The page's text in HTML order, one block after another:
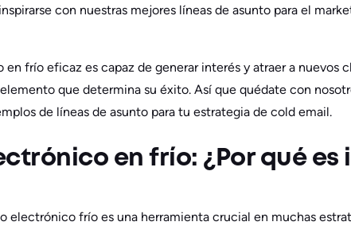
con nuestras mejores líneas de asunto para el
en frío eficaz es capaz de generar interés y atraer a nuevos
que determina su éxito. Así que quédate con
de líneas de asunto para tu estrategia de cold email.
en frío: ¿Por qué es
electrónico frío es una herramienta crucial en muchas